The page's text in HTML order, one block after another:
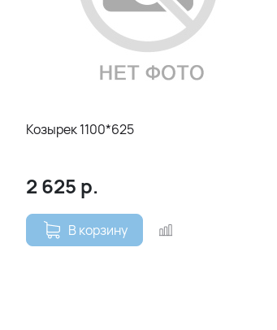
Козырек 1100*625
2 625 р.
В корзину